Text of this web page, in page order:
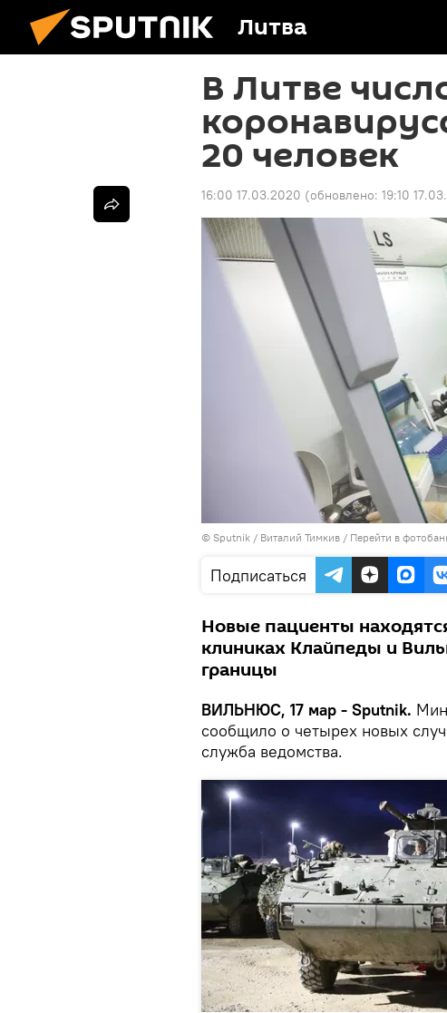
Литва
В Литве
20 человек
16:00 17.03.2020 (обновлено: 19:10
© Sputnik / Виталий Тимкив / Перейти в
Подписаться
Новые пациенты
клиниках Клайпеды и
границы
ВИЛЬНЮС, 17 мар - Sputnik.
сообщило о четырех новых
служба ведомства.